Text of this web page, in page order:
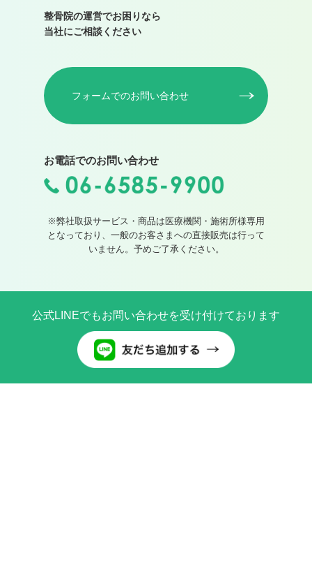
整骨院の運営でお困りなら
当社にご相談ください
フォームでのお問い合わせ
お電話でのお問い合わせ
※弊社取扱サービス・商品は医療機関・施術所様専用
となっており、一般のお客さまへの直接販売は行って
いません。予めご了承ください。
公式LINEでもお問い合わせを受け付けております